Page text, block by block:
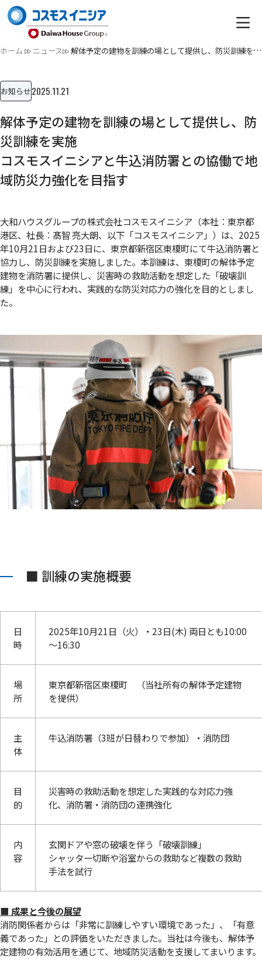
ホーム ニュース 解体予定の建物を訓練の場として提供し、防災訓練を実施コスモ…
お知らせ2025.11.21
解体予定の建物を訓練の場として提供し、防
災訓練を実施
コスモスイニシアと牛込消防署との協働で地
域防災力強化を目指す
大和ハウスグループの株式会社コスモスイニシア（本社：東京都
港区、社長：髙智 亮大朗、以下「コスモスイニシア」）は、2025
年10月21日および23日に、東京都新宿区東榎町にて牛込消防署と
協力し、防災訓練を実施しました。本訓練は、東榎町の解体予定
建物を消防署に提供し、災害時の救助活動を想定した「破壊訓
練」を中心に行われ、実践的な防災対応力の強化を目的としまし
た。
■ 訓練の実施概要
日
時
2025年10月21日（火）・23日(木) 両日とも10:00
～16:30
場
所
東京都新宿区東榎町 （当社所有の解体予定建物
を提供）
主
体
牛込消防署（3班が日替わりで参加）・消防団
目
的
災害時の救助活動を想定した実践的な対応力強
化、消防署・消防団の連携強化
内
容
玄関ドアや窓の破壊を伴う「破壊訓練」
シャッター切断や浴室からの救助など複数の救助
手法を試行
■ 成果と今後の展望
消防関係者からは「非常に訓練しやすい環境であった」、「有意
義であった」との評価をいただきました。当社は今後も、解体予
定建物の有効活用を通じて、地域防災活動を支援してまいります。